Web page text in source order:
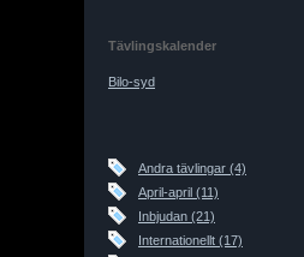
Tävlingskalender
Bilo-syd
Andra tävlingar (4)
April-april (11)
Inbjudan (21)
Internationellt (17)